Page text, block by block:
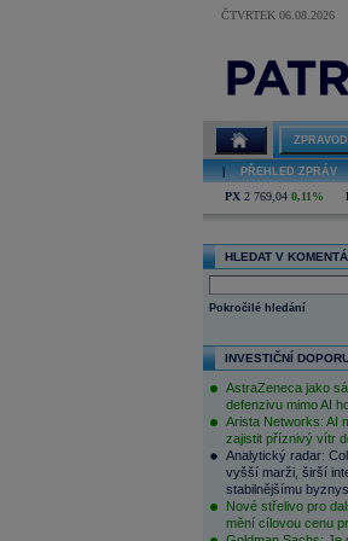
ČTVRTEK 06.08.2026
PŘEHLED ZPRÁV
PX 2 769,04 0,11%
HLEDAT V
Pokročilé hledání
INVESTIČNÍ
AstraZeneca jako
defenzivu mimo AI
Arista Networks: AI
zajistit příznivý vítr
Analytický radar:
vyšší marži, širší
stabilnějšímu
Nové střelivo pro
mění cílovou cenu